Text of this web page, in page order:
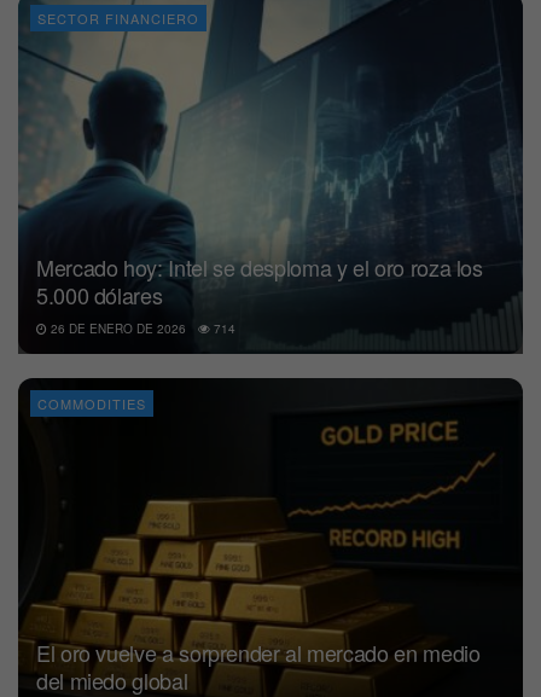
SECTOR FINANCIERO
Mercado hoy: Intel se desploma y el oro roza los
5.000 dólares
26 DE ENERO DE 2026 714
COMMODITIES
El oro vuelve a sorprender al mercado en medio
del miedo global